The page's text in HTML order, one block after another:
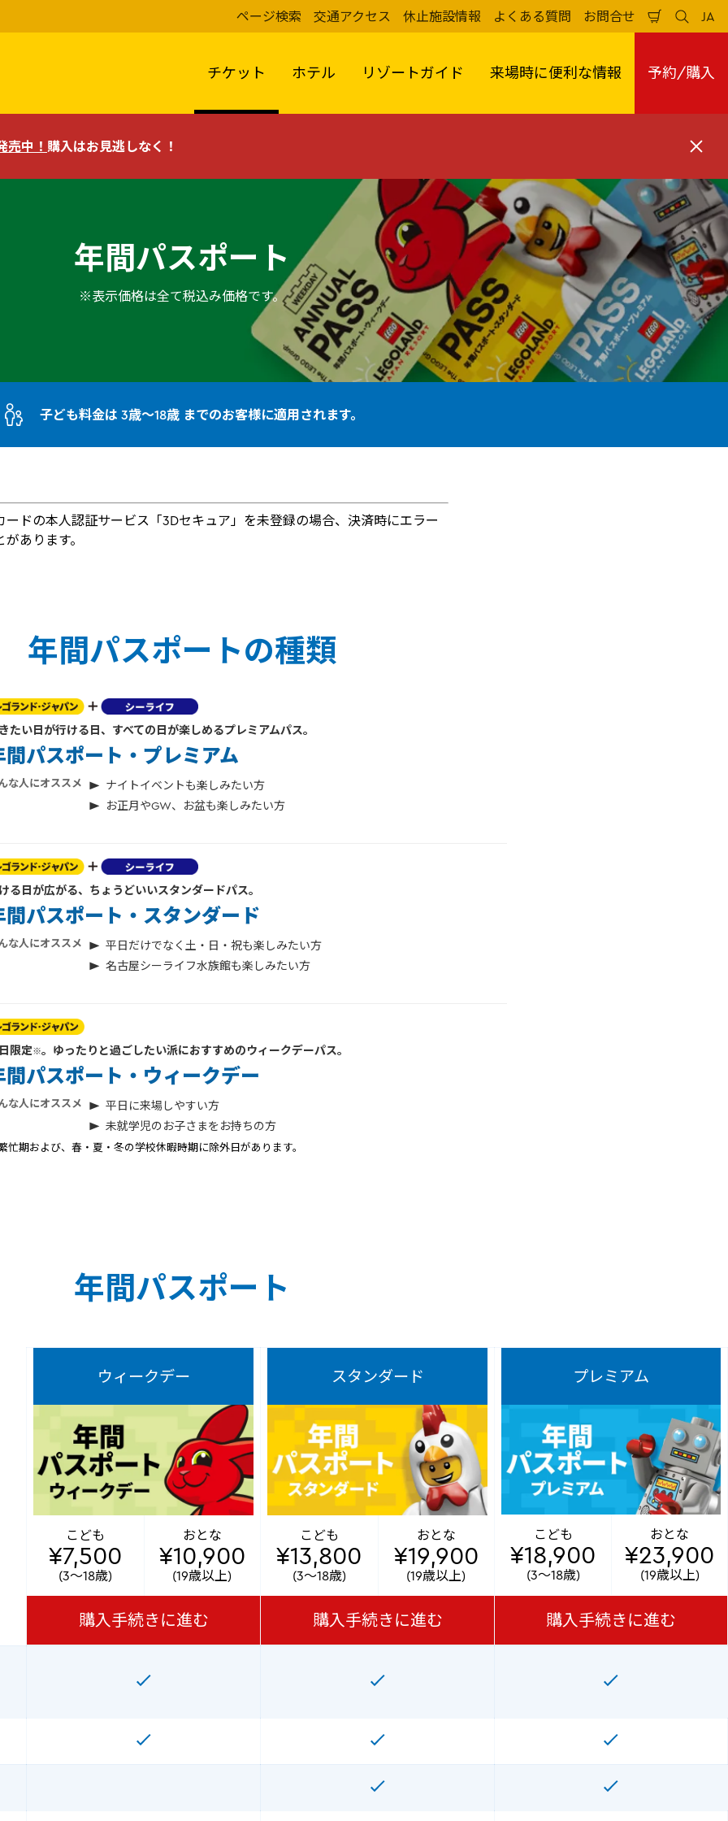
ページ検索 交通アクセス 休止施設情報 よくある質問 お問合せ
い
か
ご
検
索
る
JA
日
本
チケット ホテル リゾートガイド 来場時に便利な情報 予約/購入
売中！ 購入はお見逃しなく！
閉
る
年間パスポート
※表示価格は全て税込み価格です。
子ども料金は 3歳～18歳 までのお客様に適用されます。
ドの本人認証サービス「3Dセキュア」を未登録の場合、決済時にエラー
あります。
年間パスポートの種類
たい日が行ける日、すべての日が楽しめるプレミアムパス。
間パスポート・プレミアム
な人にオススメ
ナイトイベントも楽しみたい方
お正月やGW、お盆も楽しみたい方
る日が広がる、ちょうどいいスタンダードパス。
間パスポート・スタンダード
な人にオススメ
平日だけでなく土・日・祝も楽しみたい方
名古屋シーライフ水族館も楽しみたい方
限定※。 ゆったりと過ごしたい派におすすめのウィークデーパス。
間パスポート・ウィークデー
な人にオススメ
平日に来場しやすい方
未就学児のお子さまをお持ちの方
忙期および、春・夏・冬の学校休暇時期に除外日があります。
年間パスポート
ウィークデー
こども
¥7,500
(3～18歳)
おとな
¥10,900
(19歳以上)
購入手続きに進む
スタンダード
こども
¥13,800
(3～18歳)
おとな
¥19,900
(19歳以上)
購入手続きに進む
プレミアム
こども
¥18,900
(3～18歳)
おとな
¥23,900
(19歳以上)
購入手続きに進む